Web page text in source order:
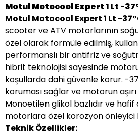
Motul Motocool Expert 1 Lt -
Motul Motocool Expert 1 Lt -
scooter ve ATV motorlarının
özel olarak formüle edilmiş,
performanslı bir antifriz ve
hibrit teknolojisi sayesinde
koşullarda dahi güvenle korur. -
koruması sağlar ve motorun aşırı
Monoetilen glikol bazlıdır ve hafif
motorlara özel korozyon önleyici
Teknik Özellikler: